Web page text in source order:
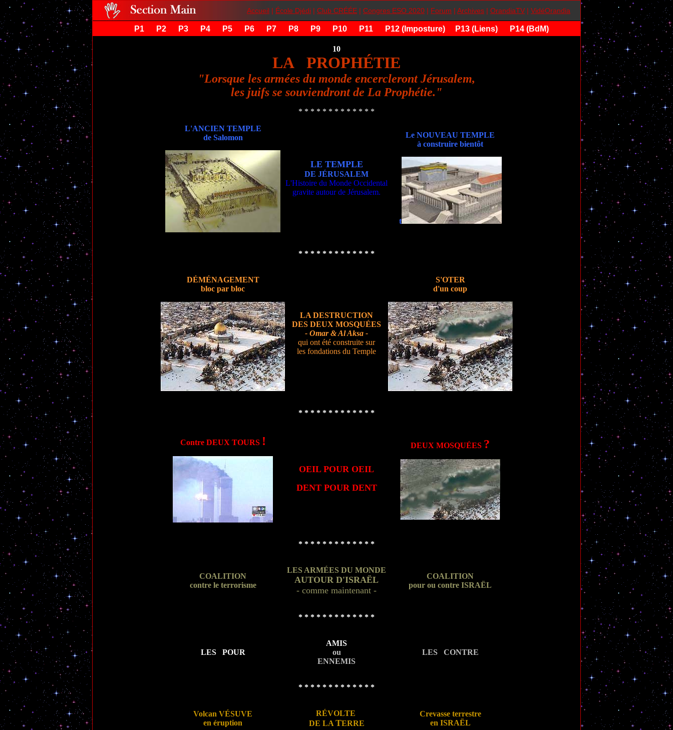
Accueil | École Djédi | Club CRÉÉE | Congres ESO 2020 | Forum | Archives | OrandiaTV | VidéOrandia
P1 P2 P3 P4 P5 P6 P7 P8 P9 P10 P11 P12 (Imposture) P13 (Liens) P14 (BdM)
10
LA PROPHÉTIE
"Lorsque les armées du monde encercleront Jérusalem,
les juifs se souviendront de La Prophétie."
* * * * * * * * * * * * *
L'ANCIEN TEMPLE
de Salomon
LE TEMPLE
DE JÉRUSALEM
L'Histoire du Monde Occidental
gravite autour de Jérusalem.
Le NOUVEAU TEMPLE
à construire bientôt
t
* * * * * * * * * * * * *
DÉMÉNAGEMENT
bloc par bloc
LA DESTRUCTION
DES DEUX MOSQUÉES
- Omar & Al Aksa -
qui ont été construite sur
les fondations du Temple
S'OTER
d'un coup
* * * * * * * * * * * * *
Contre DEUX TOURS !
OEIL POUR OEIL
DENT POUR DENT
DEUX MOSQUÉES ?
* * * * * * * * * * * * *
COALITION
contre le terrorisme
LES ARMÉES DU MONDE
AUTOUR D'ISRAËL
- comme maintenant -
COALITION
pour ou contre ISRAËL
* * * * * * * * * * * * *
LES POUR
AMIS
ou
ENNEMIS
LES CONTRE
* * * * * * * * * * * * *
Volcan VÉSUVE
en éruption
RÉVOLTE
DE LA TERRE
Crevasse terrestre
en ISRAËL